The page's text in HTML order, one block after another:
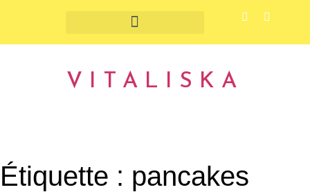
VITALISKA
Étiquette : pancakes